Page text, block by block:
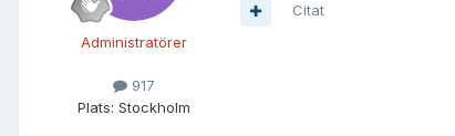
Administratörer
917
Plats: Stockholm
Citat